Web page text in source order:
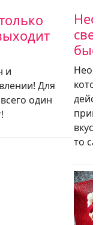
и
Для
один
то